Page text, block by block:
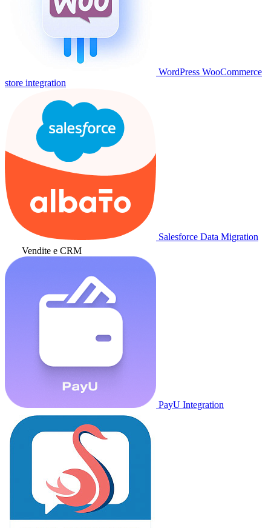
WordPress WooCommerce
store integration
Salesforce Data Migration
Vendite e CRM
PayU Integration